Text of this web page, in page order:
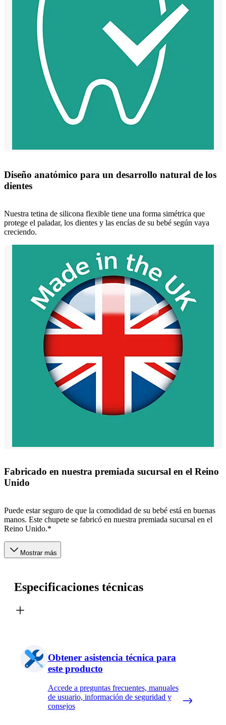
Diseño anatómico para un desarrollo natural de los
dientes
Nuestra tetina de silicona flexible tiene una forma simétrica que
protege el paladar, los dientes y las encías de su bebé según vaya
creciendo.
Fabricado en nuestra premiada sucursal en el Reino
Unido
Puede estar seguro de que la comodidad de su bebé está en buenas
manos. Este chupete se fabricó en nuestra premiada sucursal en el
Reino Unido.*
Mostrar más
Especificaciones técnicas
Obtener asistencia técnica para
este producto
Accede a preguntas frecuentes, manuales
de usuario, información de seguridad y
consejos